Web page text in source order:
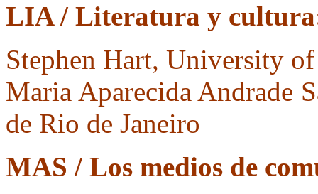
LIA / Literatura y
Stephen Hart, University
Maria Aparecida Andrade
de Rio de Janeiro
MAS / Los medios de